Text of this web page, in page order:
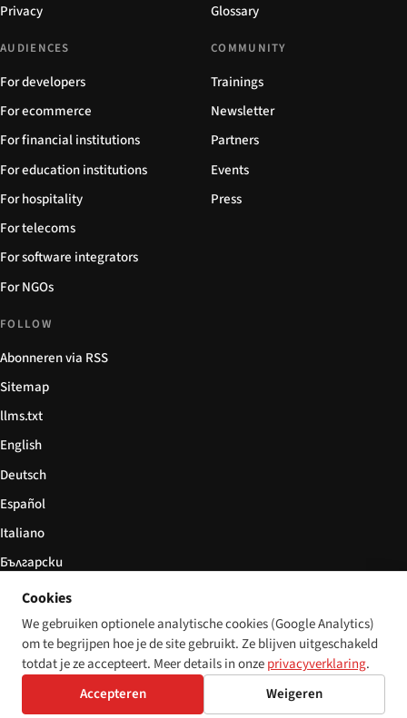
Privacy
Glossary
AUDIENCES
For developers
For ecommerce
For financial institutions
For education institutions
For hospitality
For telecoms
For software integrators
For NGOs
COMMUNITY
Trainings
Newsletter
Partners
Events
Press
FOLLOW
Abonneren via RSS
Sitemap
llms.txt
English
Deutsch
Español
Italiano
Български
简体中文
© 2026 Disability World. Alle rechten voorbehouden. Cookie settings
DeutschEspañolItaliano 简体中文PolskiFrançais
Cookies
We gebruiken optionele analytische cookies (Google Analytics)
om te begrijpen hoe je de site gebruikt. Ze blijven uitgeschakeld
totdat je ze accepteert. Meer details in onzeprivacyverklaring.
Accepteren
Weigeren